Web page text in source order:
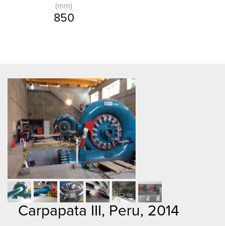
(mm)
850
Carpapata III, Peru, 2014